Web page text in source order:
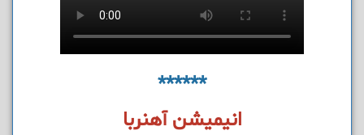
******
انیمیشن آهنربا